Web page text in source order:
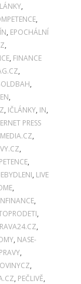
,
,
, EPOCHÁLNÍ
,
, FINANCE
,
,
,
, IČLÁNKY, IN,
PRESS
,
,
,
, LIVE
,
,
,
,
, NASE-
,
,
, PEČLIVĚ,